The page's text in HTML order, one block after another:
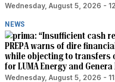
Wednesday, August 5, 2026 -
NEWS
“Insufficient cash
PREPA warns of dire
while objecting to transfers
for LUMA Energy and Genera
Wednesday, August 5, 2026 -